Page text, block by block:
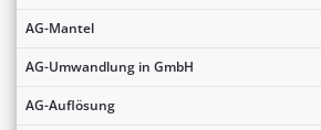
AG-Mantel
AG-Umwandlung in GmbH
AG-Auflösung